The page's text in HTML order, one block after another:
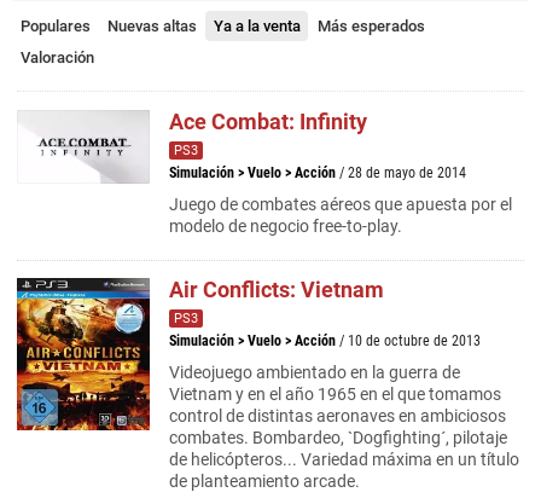
Populares Nuevas altas Ya a la venta
Más esperados
Valoración
Ace Combat: Infinity
PS3
Simulación > Vuelo > Acción / 28 de mayo de 2014
Juego de combates aéreos que apuesta por el
modelo de negocio free-to-play.
Air Conflicts: Vietnam
PS3
Simulación > Vuelo > Acción / 10 de octubre de 2013
Videojuego ambientado en la guerra de
Vietnam y en el año 1965 en el que tomamos
control de distintas aeronaves en ambiciosos
combates. Bombardeo, `Dogfighting´, pilotaje
de helicópteros... Variedad máxima en un título
de planteamiento arcade.